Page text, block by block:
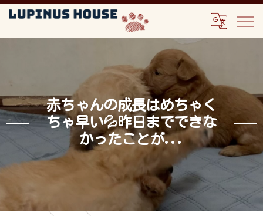
赤ちゃんの成長はめちゃく
ちゃ早い💦昨日までできな
かったことが...